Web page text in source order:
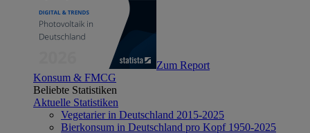
Zum Report
Konsum & FMCG
Beliebte Statistiken
Aktuelle Statistiken
Vegetarier in Deutschland 2015-2025
Bierkonsum in Deutschland pro Kopf 1950-2025